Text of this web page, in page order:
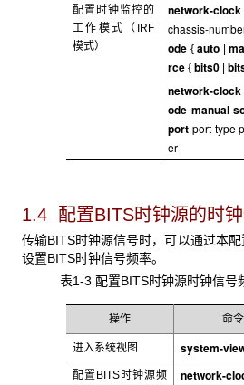
配置时钟监控的
工作模式（IRF
模式）
network-
chassis-
ode {auto |
rce {bits0 |
network-
ode manual
port port-type
er
1.4 配置BITS时钟源的时
传输BITS时钟源信号时，可以通过本
设置BITS时钟信号频率。
表1-3 配置BITS时钟源时钟信号
操作 命令
进入系统视图 system-
配置BITS时钟源频
network-